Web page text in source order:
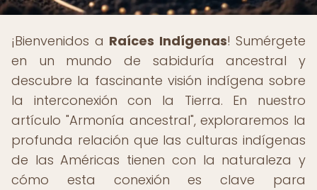
¡Bienvenidos a Raíces Indígenas! Sumérgete
en un mundo de sabiduría ancestral y
descubre la fascinante visión indígena sobre
la interconexión con la Tierra. En nuestro
artículo "Armonía ancestral", exploraremos la
profunda relación que las culturas indígenas
de las Américas tienen con la naturaleza y
cómo esta conexión es clave para